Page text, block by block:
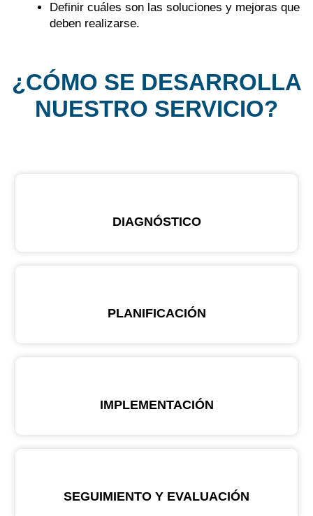
Definir cuáles son las soluciones y mejoras que
deben realizarse.
¿CÓMO SE DESARROLLA
NUESTRO SERVICIO?
DIAGNÓSTICO
PLANIFICACIÓN
IMPLEMENTACIÓN
SEGUIMIENTO Y EVALUACIÓN